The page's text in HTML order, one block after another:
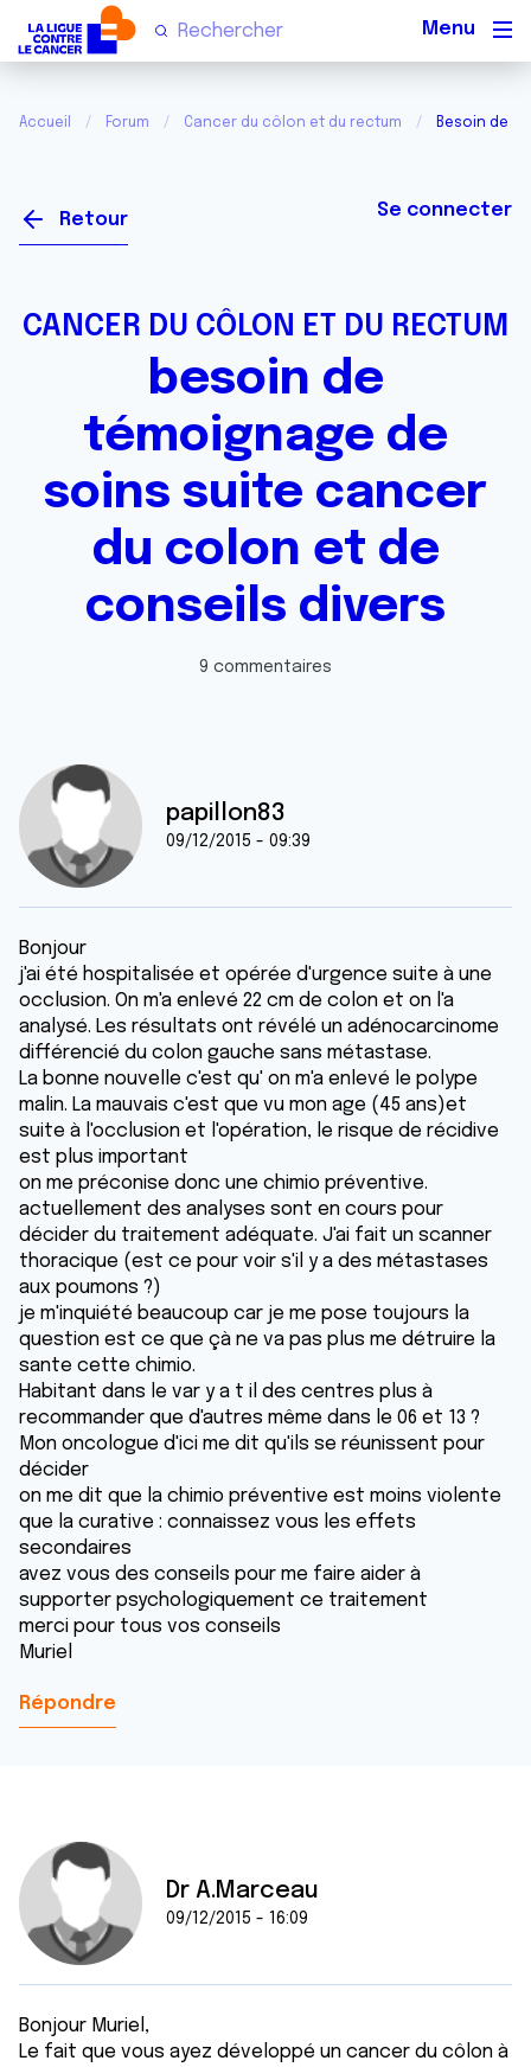
Accueil Forum Cancer du côlon et du rectum Besoin de
Retour Se connecter
CANCER DU CÔLON ET DU RECTUM
besoin de
témoignage de
soins suite cancer
du colon et de
conseils divers
9 commentaires
papillon83
09/12/2015 - 09:39
Bonjour
j'ai été hospitalisée et opérée d'urgence suite à une
occlusion. On m'a enlevé 22 cm de colon et on l'a
analysé. Les résultats ont révélé un adénocarcinome
différencié du colon gauche sans métastase.
La bonne nouvelle c'est qu' on m'a enlevé le polype
malin. La mauvais c'est que vu mon age (45 ans)et
suite à l'occlusion et l'opération, le risque de récidive
est plus important
on me préconise donc une chimio préventive.
actuellement des analyses sont en cours pour
décider du traitement adéquate. J'ai fait un scanner
thoracique (est ce pour voir s'il y a des métastases
aux poumons ?)
je m'inquiété beaucoup car je me pose toujours la
question est ce que çà ne va pas plus me détruire la
sante cette chimio.
Habitant dans le var y a t il des centres plus à
recommander que d'autres même dans le 06 et 13 ?
Mon oncologue d'ici me dit qu'ils se réunissent pour
décider
on me dit que la chimio préventive est moins violente
que la curative : connaissez vous les effets
secondaires
avez vous des conseils pour me faire aider à
supporter psychologiquement ce traitement
merci pour tous vos conseils
Muriel
Répondre
Dr A.Marceau
09/12/2015 - 16:09
Bonjour Muriel,
Le fait que vous ayez développé un cancer du côlon à